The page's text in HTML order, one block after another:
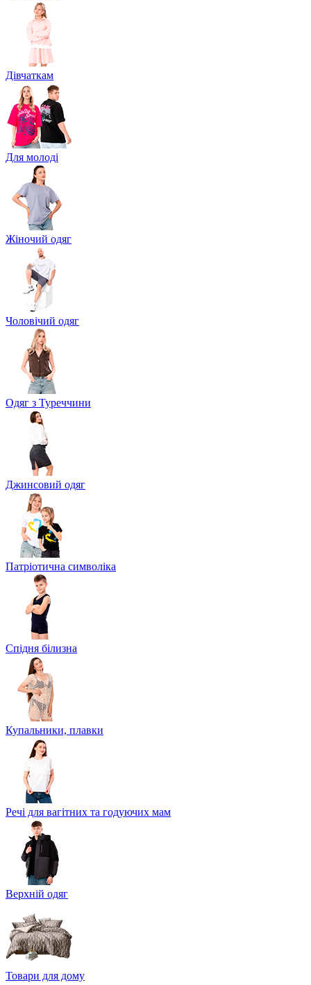
Дівчаткам
Для молоді
Жіночий одяг
Чоловічий одяг
Одяг з Туреччини
Джинсовий одяг
Патріотична символіка
Спідня білизна
Купальники, плавки
Речі для вагітних та годуючих мам
Верхній одяг
Товари для дому